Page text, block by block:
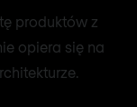
produktów z
opiera się na